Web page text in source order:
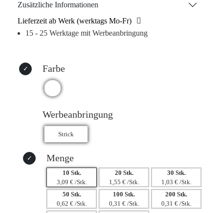
einer Mindestmenge von 10 Stück erhältlich und wird in
Kartons zu je 100 Stück geliefert. Setzen Sie ein Statement
Zusätzliche Informationen
Lieferzeit ab Werk (werktags Mo-Fr)
15 - 25 Werktage mit Werbeanbringung
Farbe
Werbeanbringung
Menge
10 Stk.
3,09 € /Stk.
20 Stk.
1,55 € /Stk.
30 Stk.
1,03 € /Stk.
50 Stk.
0,62 € /Stk.
100 Stk.
0,31 € /Stk.
200 Stk.
0,31 € /Stk.